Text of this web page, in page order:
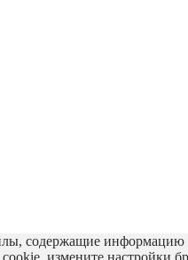
содержащие
измените настройки